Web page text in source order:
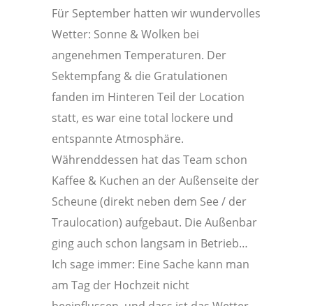
Für September hatten wir wundervolles
Wetter: Sonne & Wolken bei
angenehmen Temperaturen. Der
Sektempfang & die Gratulationen
fanden im Hinteren Teil der Location
statt, es war eine total lockere und
entspannte Atmosphäre.
Währenddessen hat das Team schon
Kaffee & Kuchen an der Außenseite der
Scheune (direkt neben dem See / der
Traulocation) aufgebaut. Die Außenbar
ging auch schon langsam in Betrieb…
Ich sage immer: Eine Sache kann man
am Tag der Hochzeit nicht